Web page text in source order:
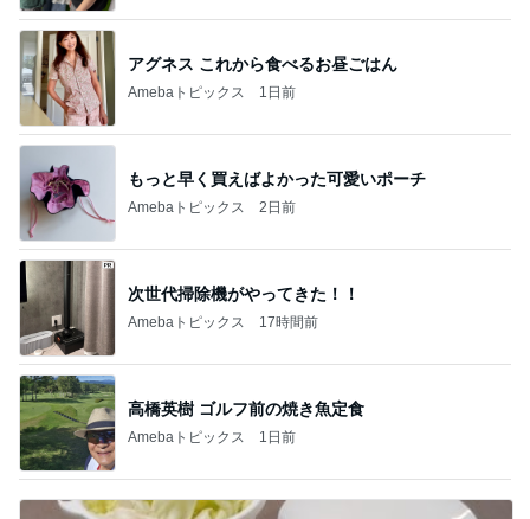
アグネス これから食べるお昼ごはん
Amebaトピックス 1日前
もっと早く買えばよかった可愛いポーチ
Amebaトピックス 2日前
次世代掃除機がやってきた！！
Amebaトピックス 17時間前
高橋英樹 ゴルフ前の焼き魚定食
Amebaトピックス 1日前